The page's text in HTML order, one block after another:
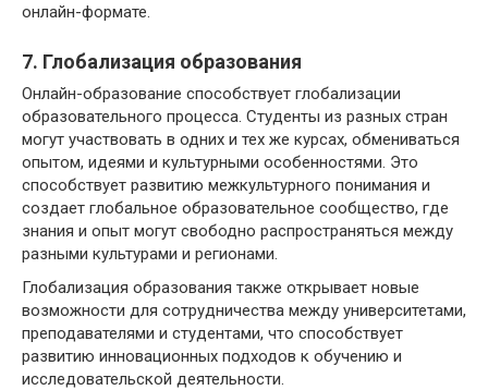
онлайн-формате.
7. Глобализация образования
Онлайн-образование способствует глобализации
образовательного процесса. Студенты из разных стран
могут участвовать в одних и тех же курсах, обмениваться
опытом, идеями и культурными особенностями. Это
способствует развитию межкультурного понимания и
создает глобальное образовательное сообщество, где
знания и опыт могут свободно распространяться между
разными культурами и регионами.
Глобализация образования также открывает новые
возможности для сотрудничества между университетами,
преподавателями и студентами, что способствует
развитию инновационных подходов к обучению и
исследовательской деятельности.